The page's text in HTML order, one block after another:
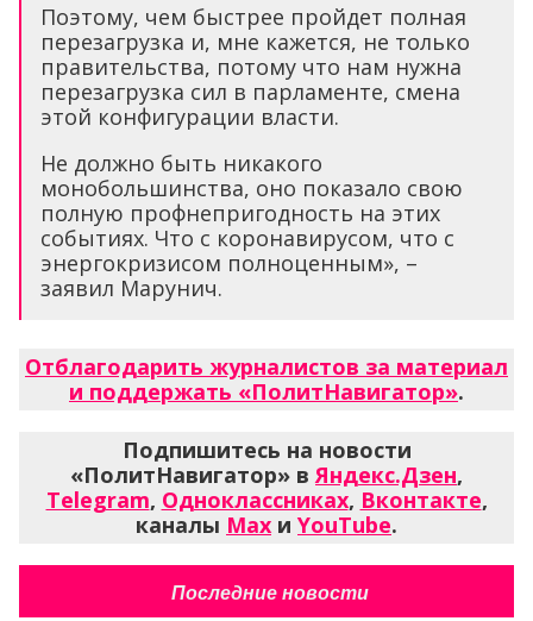
Поэтому, чем быстрее пройдет полная
перезагрузка и, мне кажется, не только
правительства, потому что нам нужна
перезагрузка сил в парламенте, смена
этой конфигурации власти.
Не должно быть никакого
монобольшинства, оно показало свою
полную профнепригодность на этих
событиях. Что с коронавирусом, что с
энергокризисом полноценным», –
заявил Марунич.
Отблагодарить журналистов за материал
и поддержать «ПолитНавигатор».
Подпишитесь на новости
«ПолитНавигатор» вЯндекс.Дзен,
Telegram, Одноклассниках, Вконтакте,
каналы Max и YouTube.
Последние новости